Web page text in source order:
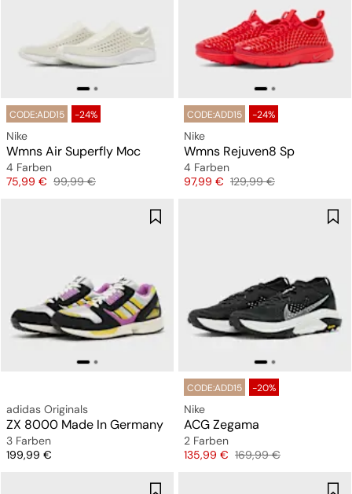
CODE:ADD15 -24%
Nike
Wmns Air Superfly Moc
4 Farben
Preis
75,99 € Originalpreis
99,99 €
CODE:ADD15 -24%
Nike
Wmns Rejuven8 Sp
4 Farben
Preis
97,99 € Originalpreis
129,99 €
adidas Originals
ZX 8000 Made In Germany
3 Farben
Preis
199,99 €
CODE:ADD15 -20%
Nike
ACG Zegama
2 Farben
Preis
135,99 € Originalpreis
169,99 €